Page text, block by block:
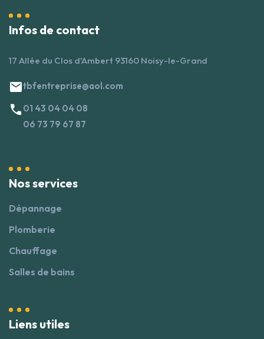
Infos de contact
17 Allée du Clos d'Ambert 93160 Noisy-le-Grand
mailtbfentreprise@aol.com
call 01 43 04 04 08
06 73 79 67 87
Nos services
Dépannage
Plomberie
Chauffage
Salles de bains
Liens utiles